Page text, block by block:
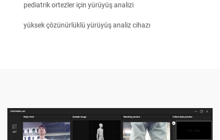
pediatrik ortezler için yürüyüş analizi
yüksek çözünürlüklü yürüyüş analiz cihazı